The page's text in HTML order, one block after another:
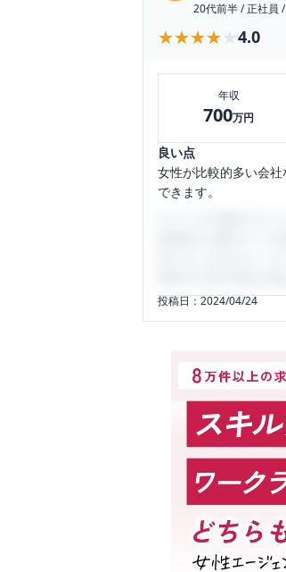
20代前半/正社員 /
★★★★★
★★★★★ 4.0
年収
700万円
良い点
女性が比較的多い会
できます。
口コミを1投稿する
性限定の企業口コミ
気にすべき点がたく
将来の不安や現在の
投稿日：2024/04/24